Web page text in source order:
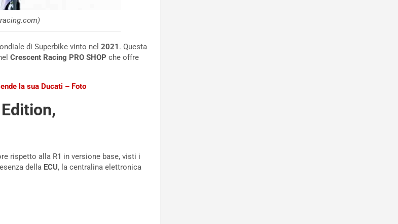
di Superbike vinto nel 2021 . Questa
Crescent Racing PRO SHOP che offre
la sua Ducati – Foto
rispetto alla R1 in versione base, visti i
della ECU, la centralina elettronica